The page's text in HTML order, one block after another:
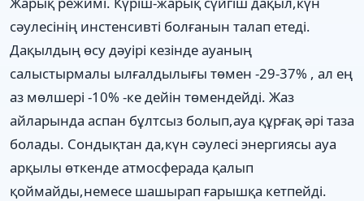
сәулесінің инстенсивті болғанын талап етеді.
Дақылдың өсу дәуірі кезінде ауаның
салыстырмалы ылғалдылығы төмен -29-37% , ал ең
аз мөлшері -10% -ке дейін төмендейді. Жаз
айларында аспан бұлтсыз болып,ауа құрғақ әрі таза
болады. Сондықтан да,күн сәулесі энергиясы ауа
арқылы өткенде атмосферада қалып
қоймайды,немесе шашырап ғарышқа кетпейді.